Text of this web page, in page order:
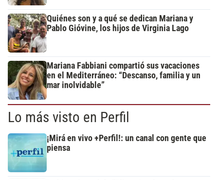
Quiénes son y a qué se dedican Mariana y
Pablo Gióvine, los hijos de Virginia Lago
Mariana Fabbiani compartió sus vacaciones
en el Mediterráneo: “Descanso, familia y un
mar inolvidable”
Lo más visto en Perfil
¡Mirá en vivo +Perfil!: un canal con gente que
piensa